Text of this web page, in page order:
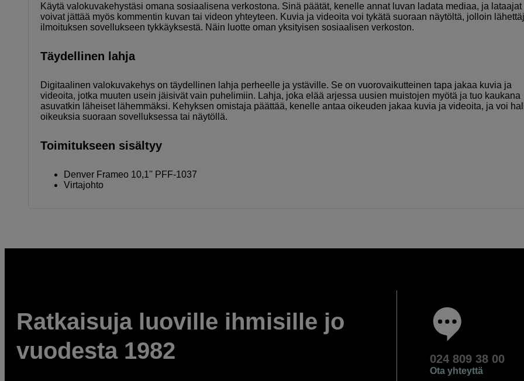
Käytä valokuvakehystäsi omana sosiaalisena verkostona. Sinä päätät, kenelle annat luvan ladata mediaa, ja lataajat
voivat jättää myös kommentin kuvan tai videon yhteyteen. Kuvia ja videoita voi tykätä suoraan näytöltä, jolloin
ilmoituksen sovellukseen tykkäyksestä. Näin luotte oman yksityisen sosiaalisen verkoston.
Täydellinen lahja
Digitaalinen valokuvakehys on täydellinen lahja perheelle ja ystäville. Se on vuorovaikutteinen tapa jakaa kuvia ja
videoita, jotka muuten usein jäisivät vain puhelimiin. Lahja, joka elää arjessa uusien muistojen myötä ja tuo kaukana
asuvatkin läheiset lähemmäksi. Kehyksen omistaja päättää, kenelle antaa oikeuden jakaa kuvia ja videoita, ja voi
oikeuksia suoraan sovelluksessa tai näytöllä.
Toimitukseen sisältyy
Denver Frameo 10,1'' PFF-1037
Virtajohto
Ratkaisuja luoville ihmisille jo
vuodesta 1982
024 809 38 00
Ota yhteyttä